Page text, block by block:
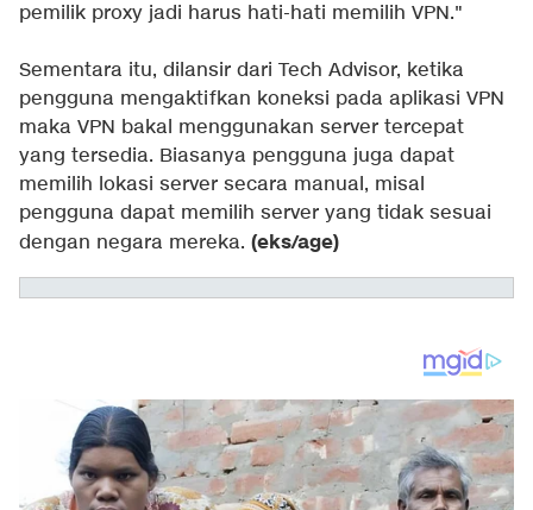
pemilik proxy jadi harus hati-hati memilih VPN."
Sementara itu, dilansir dari Tech Advisor, ketika
pengguna mengaktifkan koneksi pada aplikasi VPN
maka VPN bakal menggunakan server tercepat
yang tersedia. Biasanya pengguna juga dapat
memilih lokasi server secara manual, misal
pengguna dapat memilih server yang tidak sesuai
dengan negara mereka. (eks/age)